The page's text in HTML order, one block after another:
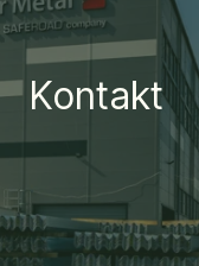
Kontakt